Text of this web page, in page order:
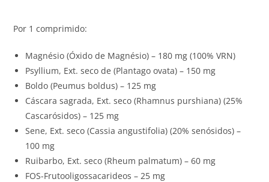
Por 1 comprimido:
Magnésio (Óxido de Magnésio) – 180 mg (100% VRN)
Psyllium, Ext. seco de (Plantago ovata) – 150 mg
Boldo (Peumus boldus) – 125 mg
Cáscara sagrada, Ext. seco (Rhamnus purshiana) (25%
Cascarósidos) – 125 mg
Sene, Ext. seco (Cassia angustifolia) (20% senósidos) –
100 mg
Ruibarbo, Ext. seco (Rheum palmatum) – 60 mg
FOS-Frutooligossacarideos – 25 mg